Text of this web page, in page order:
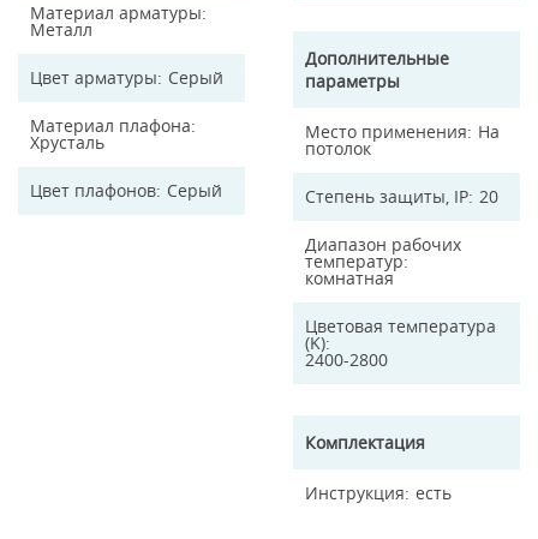
Материал арматуры
Металл
Цвет арматуры Серый
Материал плафона
Хрусталь
Цвет плафонов Серый
Дополнительные
параметры
Место применения На
потолок
Степень защиты, IP 20
Диапазон рабочих
температур
комнатная
Цветовая температура
(K)
2400-2800
Комплектация
Инструкция есть